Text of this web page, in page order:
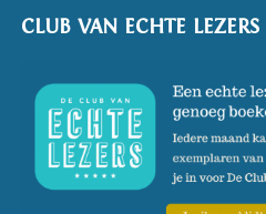
CLUB VAN ECHTE LEZERS